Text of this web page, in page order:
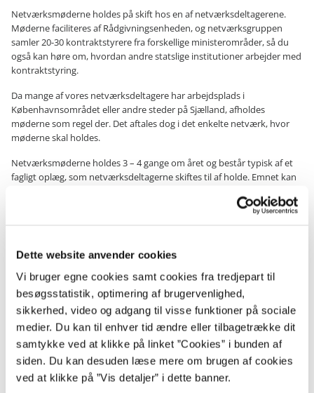
Dette website anvender cookies
Vi bruger egne cookies samt cookies fra tredjepart til
besøgsstatistik, optimering af brugervenlighed,
sikkerhed, video og adgang til visse funktioner på sociale
medier. Du kan til enhver tid ændre eller tilbagetrække dit
samtykke ved at klikke på linket ”Cookies” i bunden af
siden. Du kan desuden læse mere om brugen af cookies
ved at klikke på ”Vis detaljer” i dette banner.
Netværksmøderne holdes på skift hos en af netværksdeltagerene.
Møderne faciliteres af Rådgivningsenheden, og netværksgruppen
samler 20-30 kontraktstyrere fra forskellige ministerområder, så du
også kan høre om, hvordan andre statslige institutioner arbejder med
kontraktstyring.
Da mange af vores netværksdeltagere har arbejdsplads i
Københavnsområdet eller andre steder på Sjælland, afholdes
møderne som regel der. Det aftales dog i det enkelte netværk, hvor
møderne skal holdes.
Netværksmøderne holdes 3 – 4 gange om året og består typisk af et
fagligt oplæg, som netværksdeltagerne skiftes til af holde. Emnet kan
deltagerne. Vi holder desuden også bordet-rundt-dialog om jeres
hverdag og de aktuelle udfordringer i arbejdet med kontraktstyring,
»Hvad forventer vi af dig?
Du forventes at deltage aktivt, både i de faglige diskussioner, vores
bordrunder og med spørgsmål eller egne erfaringer.
Ligeledes forventes det, at du på skift med de andre deltagere, kan
være vært for netværksmødet, samt at du kan holde oplæg eller dele
din erfaring om et relevant fagligt emne for netværket.
Vi forventer også, at du prioriterer at deltage, da vi gerne vil skabe et